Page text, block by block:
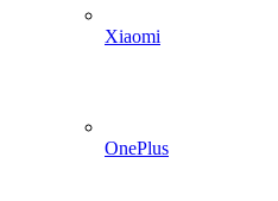
Xiaomi
OnePlus